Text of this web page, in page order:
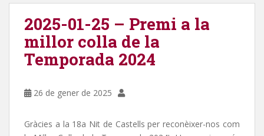
2025-01-25 – Premi a la
millor colla de la
Temporada 2024
26 de gener de 2025
Gràcies a la 18a Nit de Castells per reconèixer-nos com